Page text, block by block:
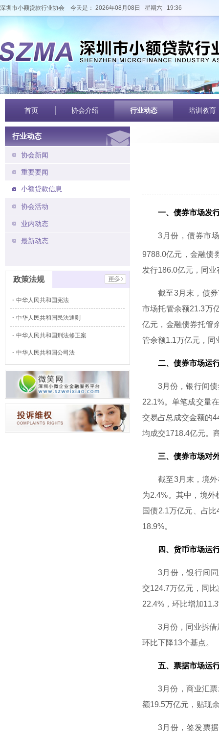
深圳市小额贷款行业协会 今天是： 2026年08月08日 星期六 19:36
首页 协会介绍 行业动态 培训教育
行业动态
协会新闻
重要要闻
小额贷款信息
协会活动
业内动态
最新动态
政策法规
中华人民共和国宪法
中华人民共和国民法通则
中华人民共和国刑法修正案
中华人民共和国公司法
一、债券市场发
3月份，债券市场
9788.0亿元，金融债
发行186.0亿元，同
截至3月末，债券
市场托管余额21.3万
亿元，金融债券托管
管余额1.1万亿元，同
二、债券市场运
3月份，银行间债券
22.1%。单笔成交量
交易占总成交金额的
均成交1718.4亿元。
三、债券市场对外
截至3月末，境外
为2.4%。其中，境
国债2.1万亿元、占
18.9%。
四、货币市场运
3月份，银行间同
交124.7万亿元，同
22.4%，环比增加
3月份，同业拆借加
环比下降13个基点。
五、票据市场运
3月份，商业汇票
额19.5万亿元，贴现
3月份，签发票据